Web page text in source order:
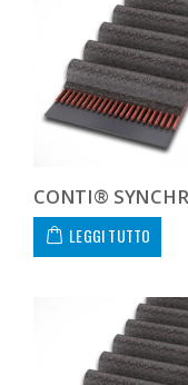
LEGGI TUTTO